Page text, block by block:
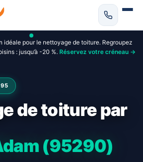
pour le nettoyage de toiture. Regroupez
: jusqu’à -20 %. Réservez votre créneau →
95
de toiture par
(95290)